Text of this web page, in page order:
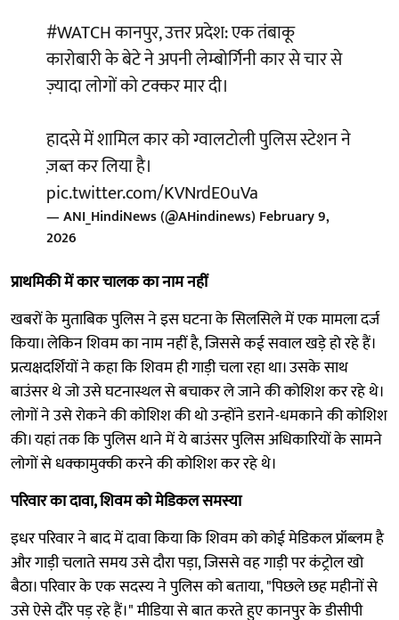
#WATCHकानपुर, उत्तर प्रदेश: एक तंबाकू
कारोबारी के बेटे ने अपनी लेम्बोर्गिनी कार से चार से
ज़्यादा लोगों को टक्कर मार दी।
हादसे में शामिल कार को ग्वालटोली पुलिस स्टेशन ने
ज़ब्त कर लिया है।
pic.twitter.com/KVNrdE0uVa
— ANI_HindiNews (@AHindinews)February 9,
2026
प्राथमिकी में कार चालक का नाम नहीं
खबरों के मुताबिक पुलिस ने इस घटना के सिलसिले में एक मामला दर्ज
किया। लेकिन शिवम का नाम नहीं है, जिससे कई सवाल खड़े हो रहे हैं।
प्रत्यक्षदर्शियों ने कहा कि शिवम ही गाड़ी चला रहा था। उसके साथ
बाउंसर थे जो उसे घटनास्थल से बचाकर ले जाने की कोशिश कर रहे थे।
लोगों ने उसे रोकने की कोशिश की थो उन्होंने डराने-धमकाने की कोशिश
की। यहां तक कि पुलिस थाने में ये बाउंसर पुलिस अधिकारियों के सामने
लोगों से धक्कामुक्की करने की कोशिश कर रहे थे।
परिवार का दावा, शिवम को मेडिकल समस्या
इधर परिवार ने बाद में दावा किया कि शिवम को कोई मेडिकल प्रॉब्लम है
और गाड़ी चलाते समय उसे दौरा पड़ा, जिससे वह गाड़ी पर कंट्रोल खो
बैठा। परिवार के एक सदस्य ने पुलिस को बताया, "पिछले छह महीनों से
उसे ऐसे दौरे पड़ रहे हैं।" मीडिया से बात करते हुए कानपुर के डीसीपी